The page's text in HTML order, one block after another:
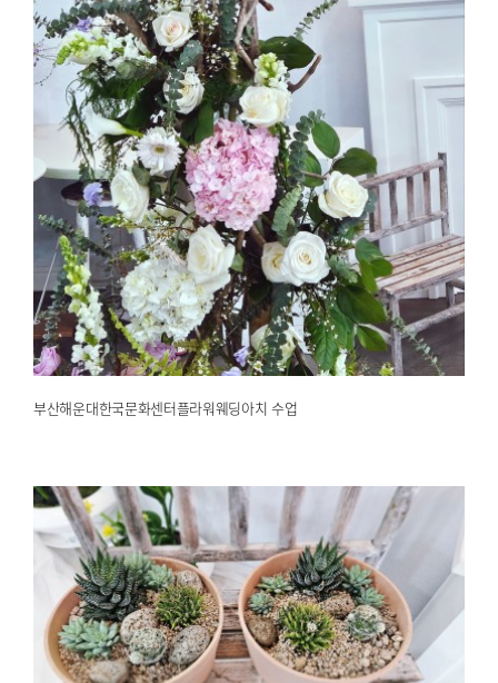
부산해운대한국문화센터플라워웨딩아치 수업
2025.02.19해운대한국문화센터
부산해운대한국문화센터플라워웨딩아치 수업
부산플로리스트 다육이가드닝정원
2025.02.18해운대한국문화센터